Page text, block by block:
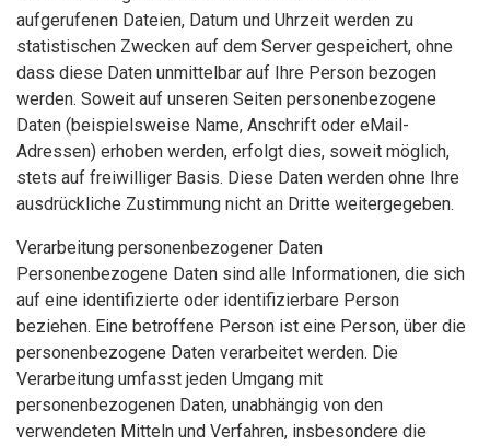
aufgerufenen Dateien, Datum und Uhrzeit werden zu
statistischen Zwecken auf dem Server gespeichert, ohne
dass diese Daten unmittelbar auf Ihre Person bezogen
werden. Soweit auf unseren Seiten personenbezogene
Daten (beispielsweise Name, Anschrift oder eMail-
Adressen) erhoben werden, erfolgt dies, soweit möglich,
stets auf freiwilliger Basis. Diese Daten werden ohne Ihre
ausdrückliche Zustimmung nicht an Dritte weitergegeben.
Verarbeitung personenbezogener Daten
Personenbezogene Daten sind alle Informationen, die sich
auf eine identifizierte oder identifizierbare Person
beziehen. Eine betroffene Person ist eine Person, über die
personenbezogene Daten verarbeitet werden. Die
Verarbeitung umfasst jeden Umgang mit
personenbezogenen Daten, unabhängig von den
verwendeten Mitteln und Verfahren, insbesondere die